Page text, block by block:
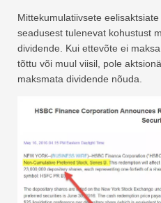
Mittekumulatiivsete
seadusest tulenevat kohustust
dividende. Kui ettevõte ei
tõttu või muul viisil, pole
maksmata dividende nõuda.